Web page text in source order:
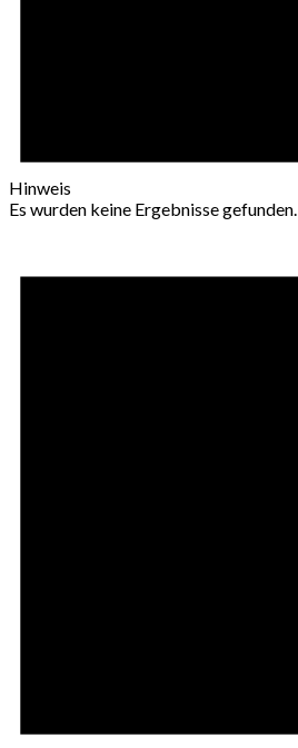
Hinweis
Es wurden keine Ergebnisse gefunden.